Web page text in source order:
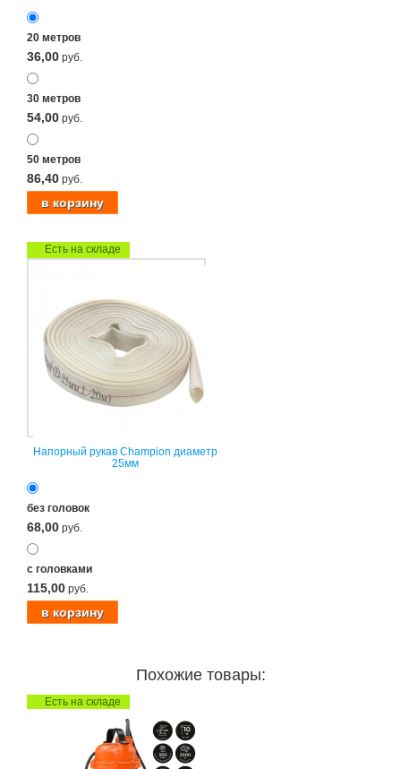
20 метров
36,00 руб.
30 метров
54,00 руб.
50 метров
86,40 руб.
Есть на складе
Напорный рукав Champion диаметр
25мм
без головок
68,00 руб.
с головками
115,00 руб.
Похожие товары:
Есть на складе